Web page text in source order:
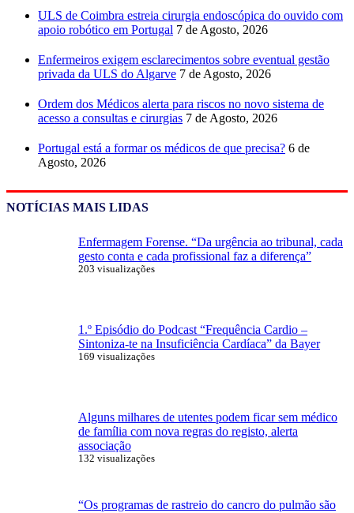
ULS de Coimbra estreia cirurgia endoscópica do ouvido com
apoio robótico em Portugal 7 de Agosto, 2026
Enfermeiros exigem esclarecimentos sobre eventual gestão
privada da ULS do Algarve 7 de Agosto, 2026
Ordem dos Médicos alerta para riscos no novo sistema de
acesso a consultas e cirurgias 7 de Agosto, 2026
Portugal está a formar os médicos de que precisa? 6 de
Agosto, 2026
NOTÍCIAS MAIS LIDAS
Enfermagem Forense. “Da urgência ao tribunal, cada
gesto conta e cada profissional faz a diferença”
203 visualizações
1.º Episódio do Podcast “Frequência Cardio –
Sintoniza-te na Insuficiência Cardíaca” da Bayer
169 visualizações
Alguns milhares de utentes podem ficar sem médico
de família com nova regras do registo, alerta
associação
132 visualizações
“Os programas de rastreio do cancro do pulmão são